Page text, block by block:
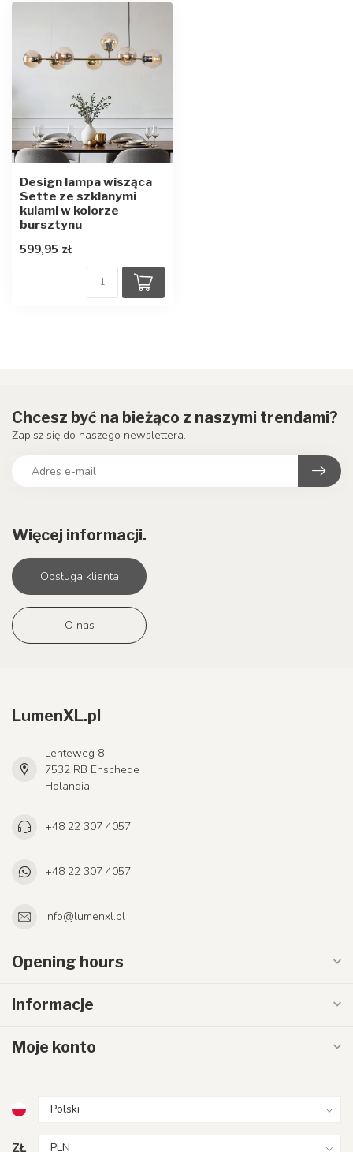
Design lampa wisząca
Sette ze szklanymi
kulami w kolorze
bursztynu
599,95 zł
Więcej informacji.
Obsługa klienta
O nas
Chcesz być na bieżąco z naszymi trendami?
Zapisz się do naszego newslettera.
LumenXL.pl
Lenteweg 8
7532 RB Enschede
Holandia
+48 22 307 4057
+48 22 307 4057
info@lumenxl.pl
Opening hours
Informacje
Moje konto
ZŁ